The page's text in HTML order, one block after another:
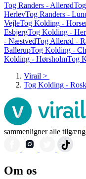
Tog Randers - Allerød
HerlevTog Randers -
VejleTog Kolding -
EsbjergTog Kolding -
- NæstvedTog Allerød -
BallerupTog Kolding -
Kolding - HørsholmTog
Virail >
Tog Kolding -
sammenligner alle
Om os